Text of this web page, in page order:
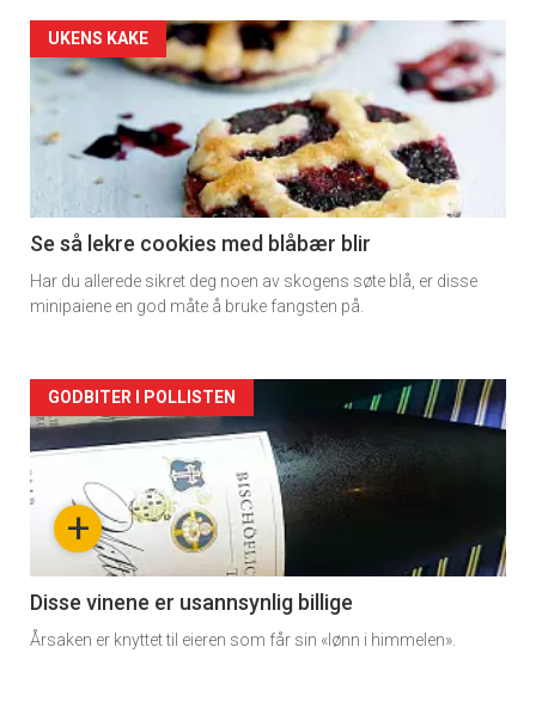
Artikler
detail
-
section
11
UKENS KAKE
Se så lekre cookies med blåbær blir
Har du allerede sikret deg noen av skogens søte blå, er disse
minipaiene en god måte å bruke fangsten på.
Artikler
detail
-
section
11
Dagens
+
GODBITER I POLLISTEN
Disse vinene er usannsynlig billige
Årsaken er knyttet til eieren som får sin «lønn i himmelen».